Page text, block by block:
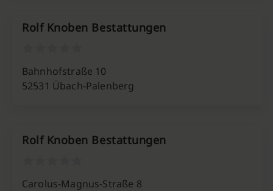
Rolf Knoben Bestattungen
Bahnhofstraße 10
52531 Übach-Palenberg
Rolf Knoben Bestattungen
Carolus-Magnus-Straße 8